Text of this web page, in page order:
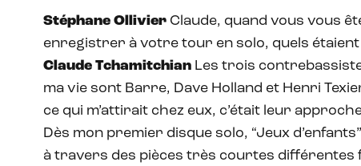
Stéphane Ollivier Claude, quand vous vous
enregistrer à votre tour en solo, quels
Claude Tchamitchian Les trois
ma vie sont Barre, Dave Holland et Henri
ce qui m’attirait chez eux, c’était leur
Dès mon premier disque solo, “Jeux
à travers des pièces très courtes différentes